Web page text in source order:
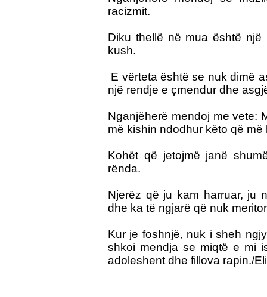
racizmit.
Diku thellë në mua është
kush.
E vërteta është se nuk dimë
një rendje e çmendur dhe
Nganjëherë mendoj me vete:
më kishin ndodhur këto që më
Kohët që jetojmë janë
rënda.
Njerëz që ju kam harruar, ju
dhe ka të ngjarë që nuk
Kur je foshnjë, nuk i sheh
shkoi mendja se miqtë e mi
adoleshent dhe fillova rapin./